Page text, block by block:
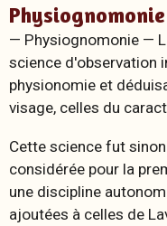
Physiognomonie
— Physiognomonie —
science d'observation
physionomie et
visage, celles du
Cette science fut
considérée pour la
une discipline
ajoutées à celles de